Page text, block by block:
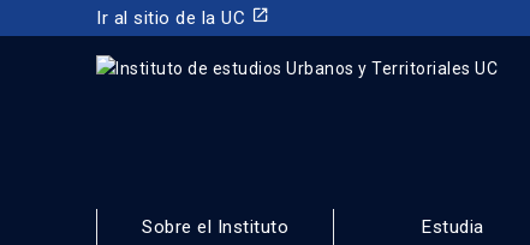
Ir al sitio de la UC launch
Y TERRITORIALES
FACULTAD DE ARQUITECTURA, DISEÑO Y ESTUDIOS
Sobre el Instituto Estudia